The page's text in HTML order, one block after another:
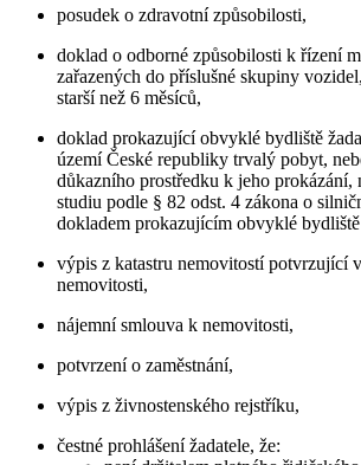
posudek o zdravotní způsobilosti,
doklad o odborné způsobilosti k řízení
zařazených do příslušné skupiny
starší než 6 měsíců,
doklad prokazující obvyklé bydliště
území České republiky trvalý pobyt,
důkazního prostředku k jeho prokázání,
studiu podle § 82 odst. 4 zákona o
dokladem prokazujícím obvyklé bydliště
výpis z katastru nemovitostí potvrzující
nemovitosti,
nájemní smlouva k nemovitosti,
potvrzení o zaměstnání,
výpis z živnostenského rejstříku,
čestné prohlášení žadatele, že: